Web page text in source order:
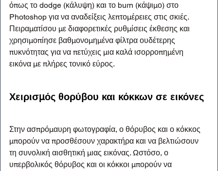
όπως το dodge (κάλυψη) και το burn (κάψιμο) στο
Photoshop για να αναδείξεις λεπτομέρειες στις σκιές.
Πειραματίσου με διαφορετικές ρυθμίσεις έκθεσης και
χρησιμοπίησε βαθμονομημένα φίλτρα ουδέτερης
πυκνότητας για να πετύχεις μια καλά ισορροπημένη
εικόνα με πλήρες τονικό εύρος.
Χειρισμός θορύβου και κόκκων σε εικόνες
Στην ασπρόμαυρη φωτογραφία, ο θόρυβος και ο κόκκος
μπορούν να προσθέσουν χαρακτήρα και να βελτιώσουν
τη συνολική αισθητική μιας εικόνας. Ωστόσο, ο
υπερβολικός θόρυβος και οι κόκκοι μπορούν να